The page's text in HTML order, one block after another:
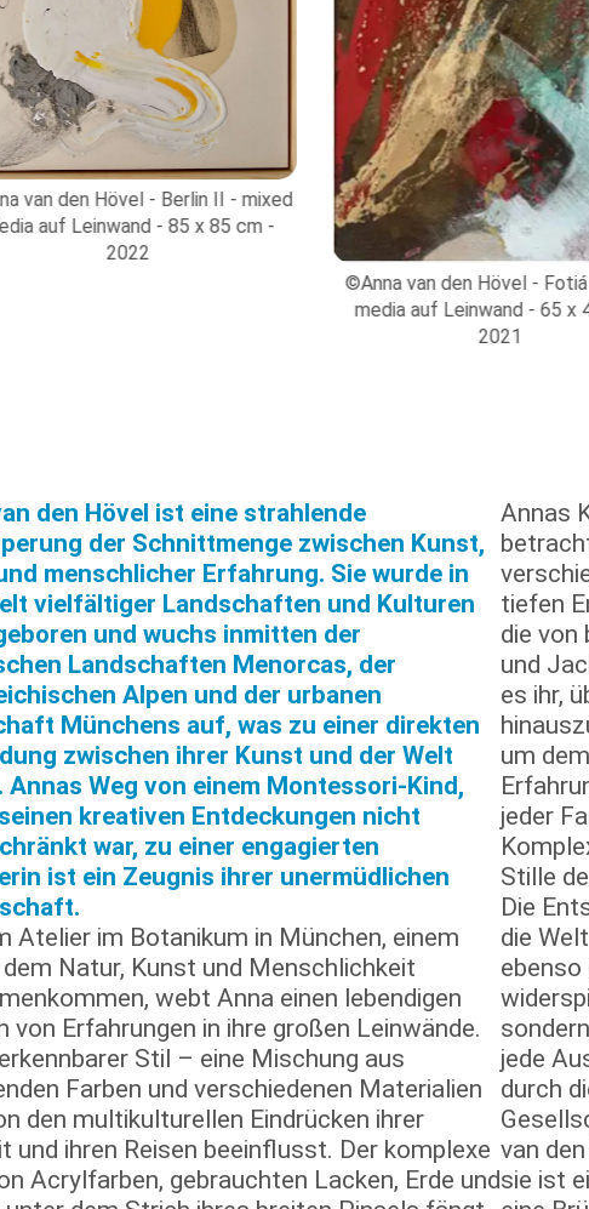
van den Hövel - Berlin II - mixed
auf Leinwand - 85 x 85 cm -
2022
©Anna van den Hövel -
media auf Leinwand - 65 x
2021
den Hövel ist eine strahlende
der Schnittmenge zwischen Kunst,
menschlicher Erfahrung. Sie wurde in
vielfältiger Landschaften und Kulturen
und wuchs inmitten der
Landschaften Menorcas, der
Alpen und der urbanen
Münchens auf, was zu einer direkten
zwischen ihrer Kunst und der Welt
Weg von einem Montessori-Kind,
kreativen Entdeckungen nicht
war, zu einer engagierten
ist ein Zeugnis ihrer unermüdlichen
Atelier im Botanikum in München, einem
dem Natur, Kunst und Menschlichkeit
webt Anna einen lebendigen
von Erfahrungen in ihre großen Leinwände.
Stil – eine Mischung aus
Farben und verschiedenen Materialien
den multikulturellen Eindrücken ihrer
und ihren Reisen beeinflusst. Der komplexe
Acrylfarben, gebrauchten Lacken, Erde und
Annas
tiefen
die von
und
es ihr,
um
jeder
Stille
Die
die
jede
durch
van
sie ist